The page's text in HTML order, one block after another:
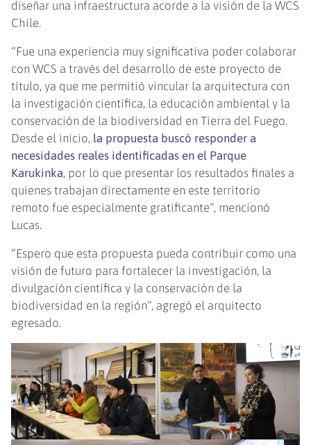
diseñar una infraestructura acorde a la visión de la WCS
Chile.
“Fue una experiencia muy significativa poder colaborar
con WCS a través del desarrollo de este proyecto de
título, ya que me permitió vincular la arquitectura con
la investigación científica, la educación ambiental y la
conservación de la biodiversidad en Tierra del Fuego.
Desde el inicio, la propuesta buscó responder a
necesidades reales identificadas en el Parque
Karukinka, por lo que presentar los resultados finales a
quienes trabajan directamente en este territorio
remoto fue especialmente gratificante”, mencionó
Lucas.
“Espero que esta propuesta pueda contribuir como una
visión de futuro para fortalecer la investigación, la
divulgación científica y la conservación de la
biodiversidad en la región”, agregó el arquitecto
egresado.